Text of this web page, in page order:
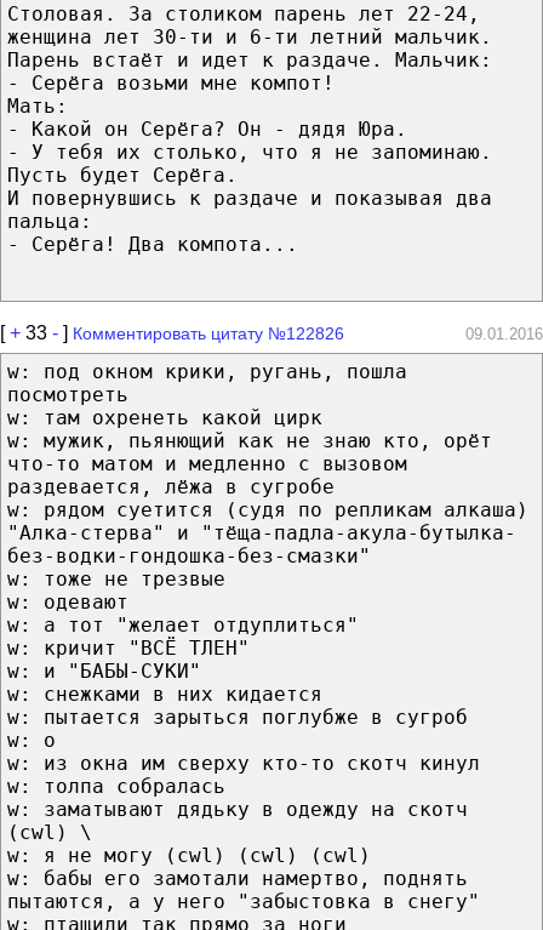
Столовая. За столиком парень лет 22-24,
женщина лет 30-ти и 6-ти летний мальчик.
Парень встаёт и идет к раздаче. Мальчик:
- Серёга возьми мне компот!
Мать:
- Какой он Серёга? Он - дядя Юра.
- У тебя их столько, что я не запоминаю.
Пусть будет Серёга.
И повернувшись к раздаче и показывая два
пальца:
- Серёга! Два компота...
[+ 33 - ] Комментировать цитату №122826 09.01.2016
w: под окном крики, ругань, пошла
посмотреть
w: там охренеть какой цирк
w: мужик, пьянющий как не знаю кто, орёт
что-то матом и медленно с вызовом
раздевается, лёжа в сугробе
w: рядом суетится (судя по репликам алкаша)
"Алка-стерва" и "тёща-падла-акула-бутылка-
без-водки-гондошка-без-смазки"
w: тоже не трезвые
w: одевают
w: а тот "желает отдуплиться"
w: кричит "ВСЁ ТЛЕН"
w: и "БАБЫ-СУКИ"
w: снежками в них кидается
w: пытается зарыться поглубже в сугроб
w: о
w: из окна им сверху кто-то скотч кинул
w: толпа собралась
w: заматывают дядьку в одежду на скотч
(cwl) \
w: я не могу (cwl) (cwl) (cwl)
w: бабы его замотали намертво, поднять
пытаются, а у него "забыстовка в снегу"
w: птащили так прямо за ноги